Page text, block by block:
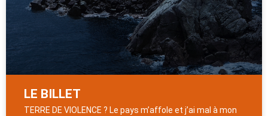
LE BILLET
TERRE DE VIOLENCE ? Le pays m’affole et j’ai mal à mon